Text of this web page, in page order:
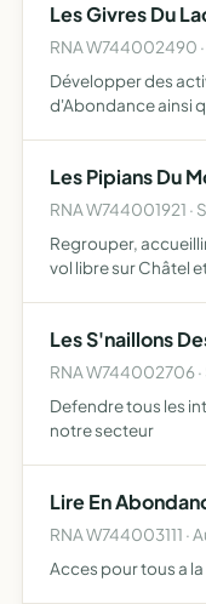
Les Givres Du
RNA W744002490
Développer des
d'Abondance ainsi
Les Pipians Du
RNA W744001921 ·
Regrouper,
vol libre sur Châtel
Les S'naillons
RNA W744002706
Defendre tous les
notre secteur
Lire En
RNA W744003111 ·
Acces pour tous a